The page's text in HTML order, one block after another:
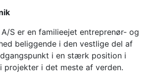
A/S er en familieejet entreprenør- og
beliggende i den vestlige del af
i en stærk position i
projekter i det meste af verden.